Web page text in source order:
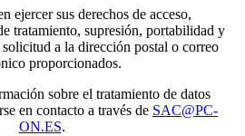
ejercer sus derechos de acceso,
tratamiento, supresión, portabilidad y
a la dirección postal o correo
proporcionados.
sobre el tratamiento de datos
en contacto a través de SAC@PC-
ON.ES.